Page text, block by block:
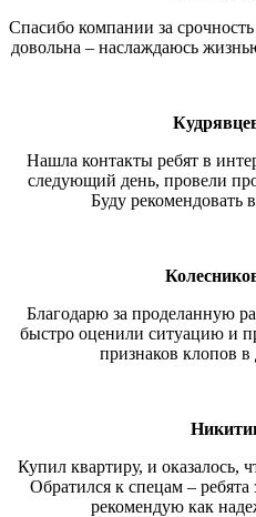
Спасибо компании за
довольна – наслаждаюсь
Нашла контакты ребят в
следующий день, провели
Буду рекомендовать
Благодарю за проделанную
быстро оценили ситуацию и
признаков клопов
Купил квартиру, и оказалось,
Обратился к спецам –
рекомендую как